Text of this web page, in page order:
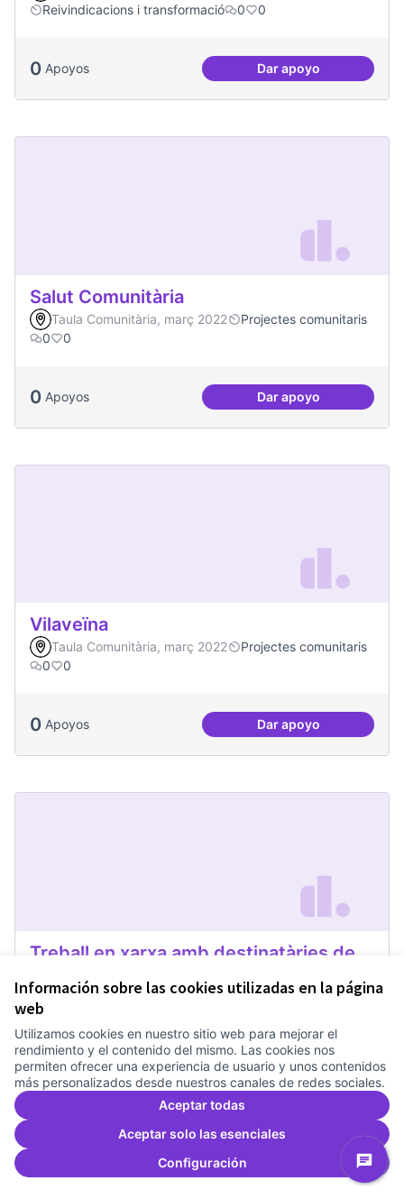
Información sobre las cookies utilizadas en la página
web
Utilizamos cookies en nuestro sitio web para mejorar el
rendimiento y el contenido del mismo. Las cookies nos
permiten ofrecer una experiencia de usuario y unos contenidos
más personalizados desde nuestros canales de redes sociales.
Aceptar todas
Aceptar solo las esenciales
Configuración
Reivindicacions i transformació
0 0
0 Apoyos Dar apoyoEscletxa digital i
Salut Comunitària
Taula Comunitària, març 2022
Projectes comunitaris
0
0
0 Apoyos Dar apoyoSalut Comunitària
Vilaveïna
Taula Comunitària, març 2022
Projectes comunitaris
0
0
0 Apoyos Dar apoyo
Vilaveïna
Treball en xarxa amb destinatàries de
públic jove
Taula Comunitària, març 2022
Projectes comunitaris
0
0 Apoyos Dar apoyoTreball en xarxa